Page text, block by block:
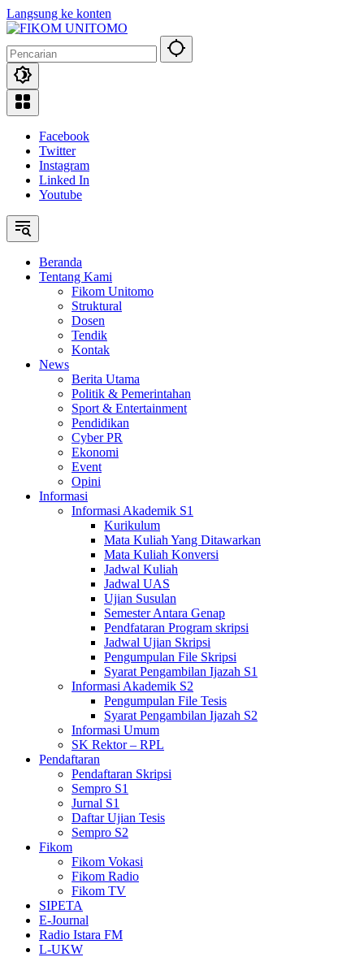
Langsung ke konten
Facebook
Twitter
Instagram
Linked In
Youtube
Beranda
Tentang Kami
Fikom Unitomo
Struktural
Dosen
Tendik
Kontak
News
Berita Utama
Politik & Pemerintahan
Sport & Entertainment
Pendidikan
Cyber PR
Ekonomi
Event
Opini
Informasi
Informasi Akademik S1
Kurikulum
Mata Kuliah Yang Ditawarkan
Mata Kuliah Konversi
Jadwal Kuliah
Jadwal UAS
Ujian Susulan
Semester Antara Genap
Pendfataran Program skripsi
Jadwal Ujian Skripsi
Pengumpulan File Skripsi
Syarat Pengambilan Ijazah S1
Informasi Akademik S2
Pengumpulan File Tesis
Syarat Pengambilan Ijazah S2
Informasi Umum
SK Rektor – RPL
Pendaftaran
Pendaftaran Skripsi
Sempro S1
Jurnal S1
Daftar Ujian Tesis
Sempro S2
Fikom
Fikom Vokasi
Fikom Radio
Fikom TV
SIPETA
E-Journal
Radio Istara FM
L-UKW